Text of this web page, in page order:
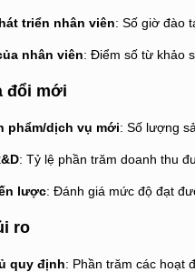
triển nhân viên: Số giờ đào
nhân viên: Điểm số từ khảo
đổi mới
phẩm/dịch vụ mới: Số lượng
: Tỷ lệ phần trăm doanh thu
lược: Đánh giá mức độ đạt
ro
quy định: Phần trăm các hoạt